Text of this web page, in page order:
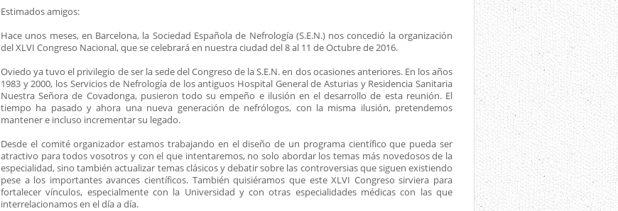
Estimados amigos:
Hace unos meses, en Barcelona, la Sociedad Española de Nefrología (S.E.N.) nos concedió la organización
del XLVI Congreso Nacional, que se celebrará en nuestra ciudad del 8 al 11 de Octubre de 2016.
Oviedo ya tuvo el privilegio de ser la sede del Congreso de la S.E.N. en dos ocasiones anteriores. En los años
1983 y 2000, los Servicios de Nefrología de los antiguos Hospital General de Asturias y Residencia Sanitaria
Nuestra Señora de Covadonga, pusieron todo su empeño e ilusión en el desarrollo de esta reunión. El
tiempo ha pasado y ahora una nueva generación de nefrólogos, con la misma ilusión, pretendemos
mantener e incluso incrementar su legado.
Desde el comité organizador estamos trabajando en el diseño de un programa científico que pueda ser
atractivo para todos vosotros y con el que intentaremos, no solo abordar los temas más novedosos de la
especialidad, sino también actualizar temas clásicos y debatir sobre las controversias que siguen existiendo
pese a los importantes avances científicos. También quisiéramos que este XLVI Congreso sirviera para
fortalecer vínculos, especialmente con la Universidad y con otras especialidades médicas con las que
interrelacionamos en el día a día.